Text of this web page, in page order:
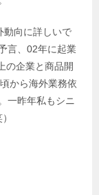
動向に詳しいで
言、02年に起業
の企業と商品開
から海外業務依
一昨年私もシニ